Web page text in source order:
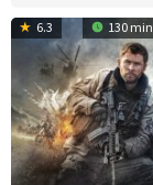
6.3 130 min